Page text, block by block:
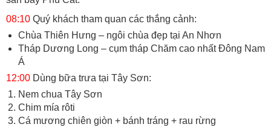
08:10 Quý khách tham quan các thắng cảnh:
Chùa Thiên Hưng – ngôi chùa đẹp tại An Nhơn
Tháp Dương Long – cụm tháp Chăm cao nhất Đông Nam
Á
12:00 Dùng bữa trưa tại Tây Sơn:
Nem chua Tây Sơn
Chim mía rôti
Cá mương chiên giòn + bánh tráng + rau rừng